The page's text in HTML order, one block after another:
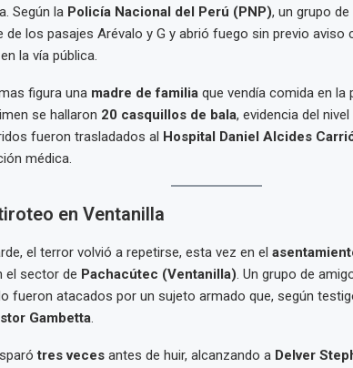
Según la Policía Nacional del Perú (PNP), un grupo
de los pasajes Arévalo y G y abrió fuego sin previo aviso
la vía pública.
figura una madre de familiaque vendía comida en la
se hallaron 20 casquillos de bala, evidencia del
fueron trasladados al Hospital Daniel Alcides
médica.
en Ventanilla
el terror volvió a repetirse, esta vez en el
el sector de Pachacútec (Ventanilla). Un grupo de
fueron atacados por un sujeto armado que, según
Gambetta.
tres vecesantes de huir, alcanzando a Delver